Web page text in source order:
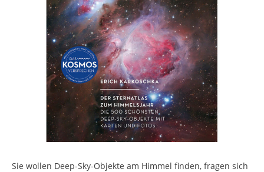
Sie wollen Deep-Sky-Objekte am Himmel finden, fragen sich